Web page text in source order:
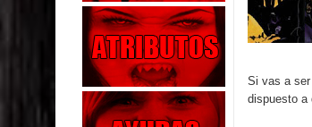
Parte 03: La Traición
Parte 02: Vuelve el Hijo Prodigo
Parte 03: ReflexionesSi vas a ser
dispuesto a